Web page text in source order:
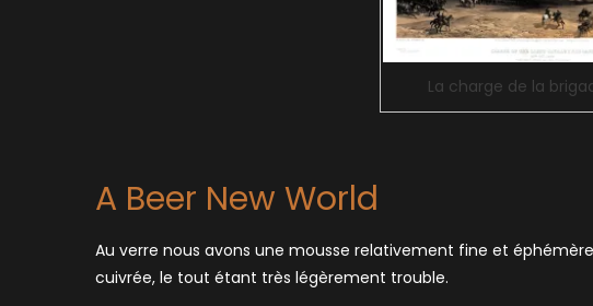
La charge de la
A Beer New World
Au verre nous avons une mousse relativement fine et
cuivrée, le tout étant très légèrement trouble.